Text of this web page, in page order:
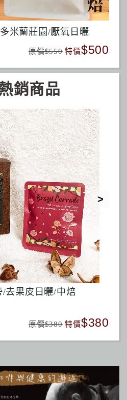
原價$480 特價$450
銷商品
白蜜處理
原價$480 特價$480